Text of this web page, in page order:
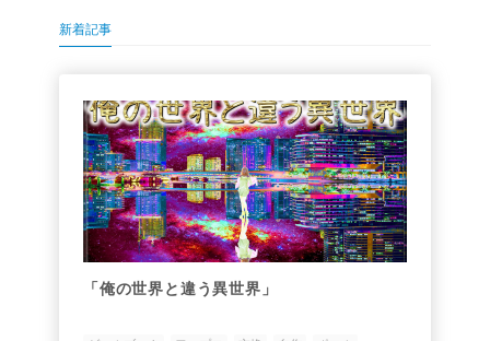
新着記事
「俺の世界と違う異世界」